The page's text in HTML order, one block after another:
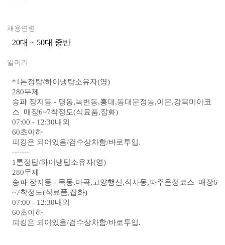
채용연령
20대 ~ 50대 중반0
일머리
*1톤정탑/하이냉탑소유자(영)
280무제
송파 장지동 - 명동,녹번동,홍대,동대문정농,이문,강북미아코
스 매장6~7착정도(식료품,잡화)
07:00 - 12:30내외
60초이하
피킹은 되어있음/검수상차함/바로투입.
-------
1톤정탑/하이냉탑소유자(영)
280무제
송파 장지동 - 목동,마곡,고양행신,식사동,파주운정코스 매장6
~7착정도(식료품,잡화)
07:00 - 12:30내외
60초이하
피킹은 되어있음/검수상차함/바로투입.